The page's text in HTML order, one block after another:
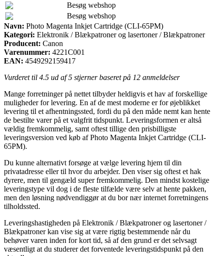
Besøg webshop
Besøg webshop
Navn: Photo Magenta Inkjet Cartridge (CLI-65PM)
Kategori: Elektronik / Blækpatroner og lasertoner / Blækpatroner
Producent: Canon
Varenummer: 4221C001
EAN: 4549292159417
Vurderet til 4.5 ud af 5 stjerner baseret på 12 anmeldelser
Mange forretninger på nettet tilbyder heldigvis et hav af forskellige
muligheder for levering. En af de mest moderne er for øjeblikket
levering til et afhentningssted, fordi du på den måde nemt kan hente
de bestilte varer på et valgfrit tidspunkt. Leveringsformen er altså
vældig fremkommelig, samt oftest tillige den prisbilligste
leveringsversion ved køb af Photo Magenta Inkjet Cartridge (CLI-
65PM).
Du kunne alternativt forsøge at vælge levering hjem til din
privatadresse eller til hvor du arbejder. Den viser sig oftest et hak
dyrere, men til gengæld super fremkommelig. Den mindst kostelige
leveringstype vil dog i de fleste tilfælde være selv at hente pakken,
men den løsning nødvendiggør at du bor nær internet forretningens
tilholdssted.
Leveringshastigheden på Elektronik / Blækpatroner og lasertoner /
Blækpatroner kan vise sig at være rigtig bestemmende når du
behøver varen inden for kort tid, så af den grund er det selvsagt
væsentligt at du studerer det forventede leveringstidspunkt på den